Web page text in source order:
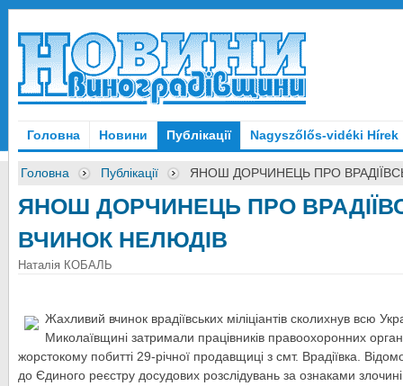
Головна Новини Публікації Nagyszőlős-vidéki Hírek
Головна Публікації ЯНОШ ДОРЧИНЕЦЬ ПРО
ЯНОШ ДОРЧИНЕЦЬ ПРО
ВЧИНОК НЕЛЮДІВ
Наталія КОБАЛЬ
Жахливий вчинок врадіївських міліціантів сколихнув всю
Миколаївщині затримали працівників правоохоронних
жорстокому побитті 29-річної продавщиці з смт. Врадіївка.
до Єдиного реєстру досудових розслідувань за ознаками